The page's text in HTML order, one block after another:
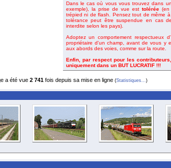
Dans le cas où vous vous trouvez dans
exemple), la prise de vue est tolérée(en
trépied ni de flash. Pensez tout de même
tolérance peut être suspendue en cas
interdite selon les pays).
Adoptez un comportement respectueux
propriétaire d'un champ, avant de vous y
aux abords des voies, comme sur la route.
Enfin, par respect pour les
uniquement dans un BUT LUCRATIF !!!
a été vue 2 741fois depuis sa mise en ligne (Statistiques...)